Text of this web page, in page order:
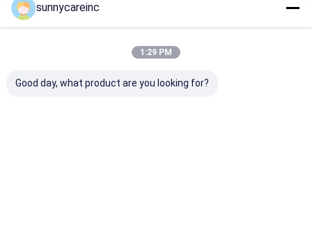
sunnycareinc
1:29 PM
Good day, what product are you looking for?